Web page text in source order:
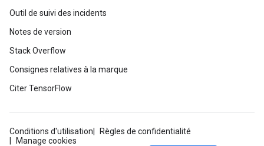
Outil de suivi des incidents
Notes de version
Stack Overflow
Consignes relatives à la marque
Citer TensorFlow
Conditions d'utilisation
Règles de confidentialité
Manage cookies